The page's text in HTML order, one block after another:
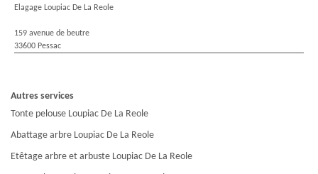
Elagage Loupiac De La Reole
159 avenue de beutre
33600 Pessac
Autres services
Tonte pelouse Loupiac De La Reole
Abattage arbre Loupiac De La Reole
Etêtage arbre et arbuste Loupiac De La Reole